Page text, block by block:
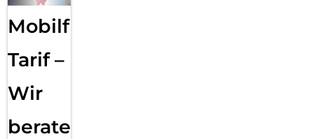
Mobilfunk
Tarif –
Wir
beraten